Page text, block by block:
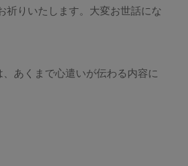
祈りいたします。大変お世話にな
あくまで心遣いが伝わる内容に